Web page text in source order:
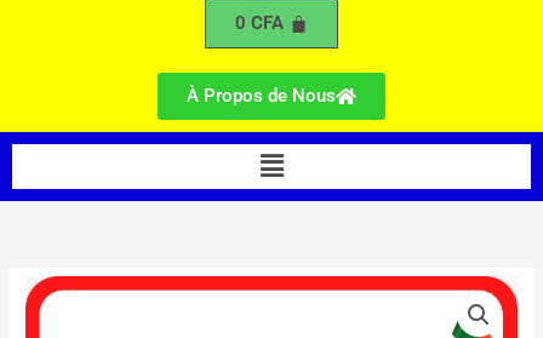
0CFA
À Propos de Nous
Menu
quantité
de